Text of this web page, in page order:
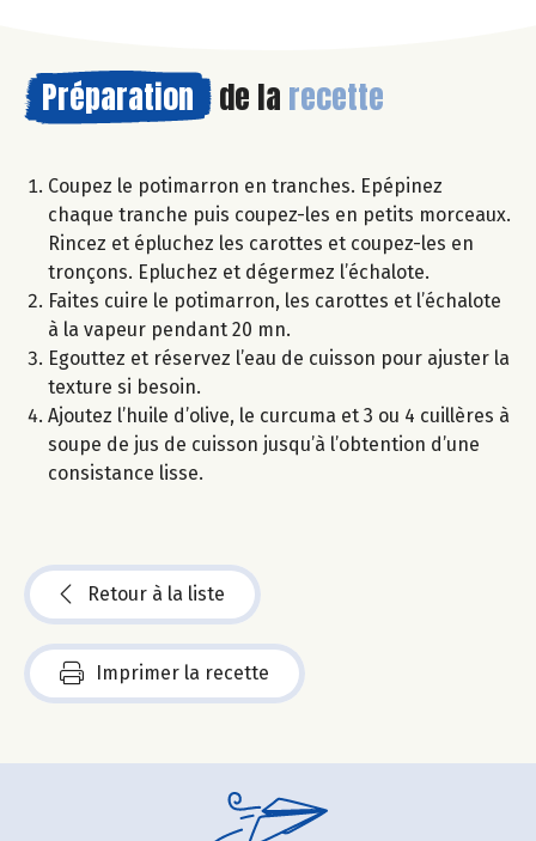
Préparation de la recette
Coupez le potimarron en tranches. Epépinez
chaque tranche puis coupez-les en petits morceaux.
Rincez et épluchez les carottes et coupez-les en
tronçons. Epluchez et dégermez l’échalote.
Faites cuire le potimarron, les carottes et l’échalote
à la vapeur pendant 20 mn.
Egouttez et réservez l’eau de cuisson pour ajuster la
texture si besoin.
Ajoutez l’huile d’olive, le curcuma et 3 ou 4 cuillères à
soupe de jus de cuisson jusqu’à l’obtention d’une
consistance lisse.
Retour à la liste
Imprimer la recette